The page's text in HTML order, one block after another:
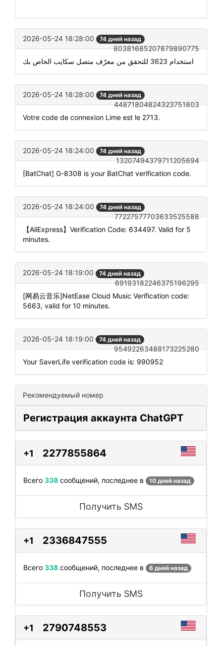
2026-05-24 18:28:00 74 дней назад
80381685207879890775
استخدام 3623 للتحقق من معرّف متصل سكايب الخاص بك
2026-05-24 18:28:00 74 дней назад
44871804824323751803
Votre code de connexion Lime est le 2713.
2026-05-24 18:24:00 74 дней назад
13207494379711205694
[BatChat] G-8308 is your BatChat verification code.
2026-05-24 18:24:00 74 дней назад
77227577703633525588
【AliExpress】Verification Code: 634497. Valid for 5
minutes.
2026-05-24 18:19:00 74 дней назад
69193182246375196295
[网易云音乐]NetEase Cloud Music Verification code:
5663, valid for 10 minutes.
2026-05-24 18:19:00 74 дней назад
95492263488173225280
Your SaverLife verification code is: 990952
Рекомендуемый номер
Регистрация аккаунта ChatGPT
+1 2277855864
Всего 338 сообщений, последнее в 10 дней назад
Получить SMS
+1 2336847555
Всего 338 сообщений, последнее в 6 дней назад
Получить SMS
+1 2790748553